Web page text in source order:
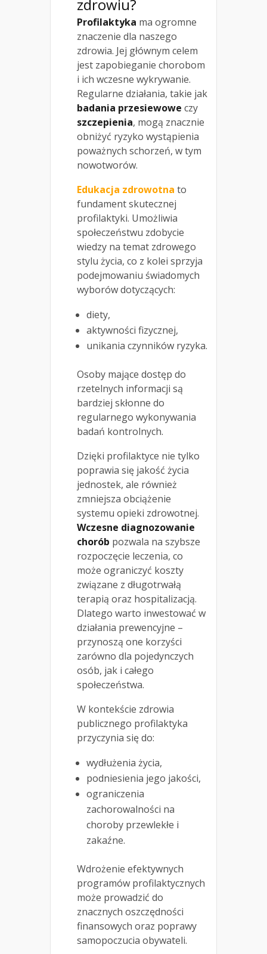
zdrowiu?
Profilaktyka ma ogromne
znaczenie dla naszego
zdrowia. Jej głównym celem
jest zapobieganie chorobom
i ich wczesne wykrywanie.
Regularne działania, takie jak
badania przesiewowe czy
szczepienia, mogą znacznie
obniżyć ryzyko wystąpienia
poważnych schorzeń, w tym
nowotworów.
Edukacja zdrowotna to
fundament skutecznej
profilaktyki. Umożliwia
społeczeństwu zdobycie
wiedzy na temat zdrowego
stylu życia, co z kolei sprzyja
podejmowaniu świadomych
wyborów dotyczących:
diety,
aktywności fizycznej,
unikania czynników ryzyka.
Osoby mające dostęp do
rzetelnych informacji są
bardziej skłonne do
regularnego wykonywania
badań kontrolnych.
Dzięki profilaktyce nie tylko
poprawia się jakość życia
jednostek, ale również
zmniejsza obciążenie
systemu opieki zdrowotnej.
Wczesne diagnozowanie
chorób pozwala na szybsze
rozpoczęcie leczenia, co
może ograniczyć koszty
związane z długotrwałą
terapią oraz hospitalizacją.
Dlatego warto inwestować w
działania prewencyjne –
przynoszą one korzyści
zarówno dla pojedynczych
osób, jak i całego
społeczeństwa.
W kontekście zdrowia
publicznego profilaktyka
przyczynia się do:
wydłużenia życia,
podniesienia jego jakości,
ograniczenia
zachorowalności na
choroby przewlekłe i
zakaźne.
Wdrożenie efektywnych
programów profilaktycznych
może prowadzić do
znacznych oszczędności
finansowych oraz poprawy
samopoczucia obywateli.